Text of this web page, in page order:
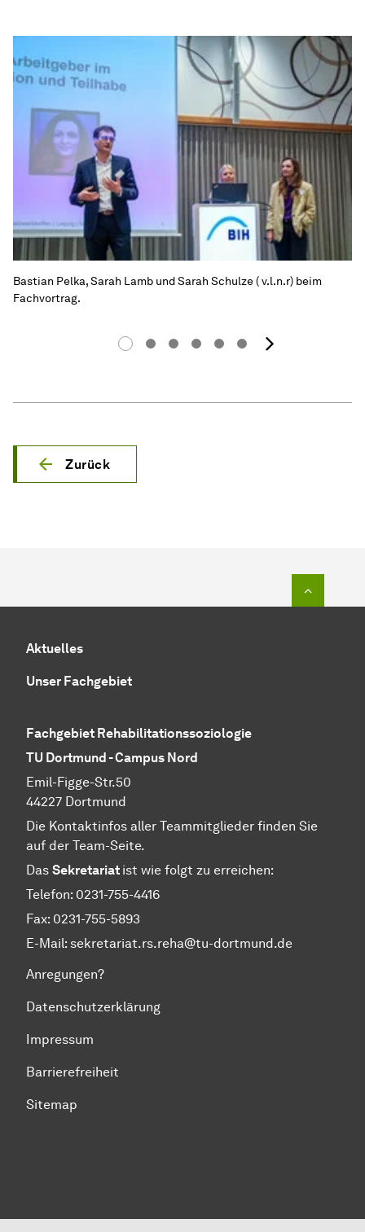
Bastian Pelka, Sarah Lamb und Sarah Schulze ( v.l.n.r) beim
Fachvortrag.
Zurück
Aktuelles
Unser Fachgebiet
Fachgebiet Rehabilitationssoziologie
TU Dortmund - Campus Nord
Emil-Figge-Str.50
44227 Dortmund
Die Kontaktinfos aller Teammitglieder finden Sie
auf der Team-Seite.
Das Sekretariat ist wie folgt zu erreichen:
Telefon: 0231-755-4416
Fax: 0231-755-5893
E-Mail: sekretariat.rs.reha@tu-dortmund.de
Anregungen?
Datenschutzerklärung
Impressum
Barrierefreiheit
Sitemap